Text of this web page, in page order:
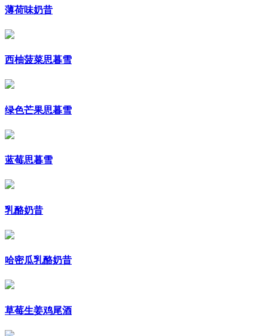
薄荷味奶昔
西柚菠菜思暮雪
绿色芒果思暮雪
蓝莓思暮雪
乳酪奶昔
哈密瓜乳酪奶昔
草莓生姜鸡尾酒